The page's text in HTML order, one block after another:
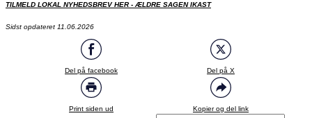
TILMELD LOKAL NYHEDSBREV HER - ÆLDRE SAGEN IKAST
Sidst opdateret 11.06.2026
Del på facebook Del på X
Print siden ud Kopier og del link